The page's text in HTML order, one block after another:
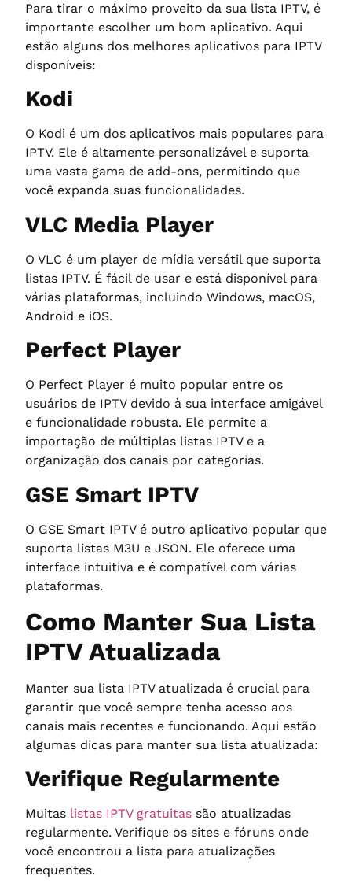
Para tirar o máximo proveito da sua lista IPTV, é
importante escolher um bom aplicativo. Aqui
estão alguns dos melhores aplicativos para IPTV
disponíveis:
Kodi
O Kodi é um dos aplicativos mais populares para
IPTV. Ele é altamente personalizável e suporta
uma vasta gama de add-ons, permitindo que
você expanda suas funcionalidades.
VLC Media Player
O VLC é um player de mídia versátil que suporta
listas IPTV. É fácil de usar e está disponível para
várias plataformas, incluindo Windows, macOS,
Android e iOS.
Perfect Player
O Perfect Player é muito popular entre os
usuários de IPTV devido à sua interface amigável
e funcionalidade robusta. Ele permite a
importação de múltiplas listas IPTV e a
organização dos canais por categorias.
GSE Smart IPTV
O GSE Smart IPTV é outro aplicativo popular que
suporta listas M3U e JSON. Ele oferece uma
interface intuitiva e é compatível com várias
plataformas.
Como Manter Sua Lista
IPTV Atualizada
Manter sua lista IPTV atualizada é crucial para
garantir que você sempre tenha acesso aos
canais mais recentes e funcionando. Aqui estão
algumas dicas para manter sua lista atualizada:
Verifique Regularmente
Muitas listas IPTV gratuitas são atualizadas
regularmente. Verifique os sites e fóruns onde
você encontrou a lista para atualizações
frequentes.